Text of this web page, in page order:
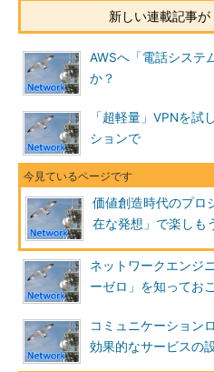
図1 ageetの業務フロー
営業マンがいないので、プロジ
始まる。案件情報の共有と担当
か、ビデオ会議を行う。提案や見
と、開発チームを結成。その後、
サインをする。
新しい連載記事
AWSへ「電話システ
か？
「超軽量」VPNを
ションで
価値創造時代のプロ
在な発想」で楽しも
ネットワークエンジ
ーゼロ」を知ってお
コミュニケーション
効果的なサービスの